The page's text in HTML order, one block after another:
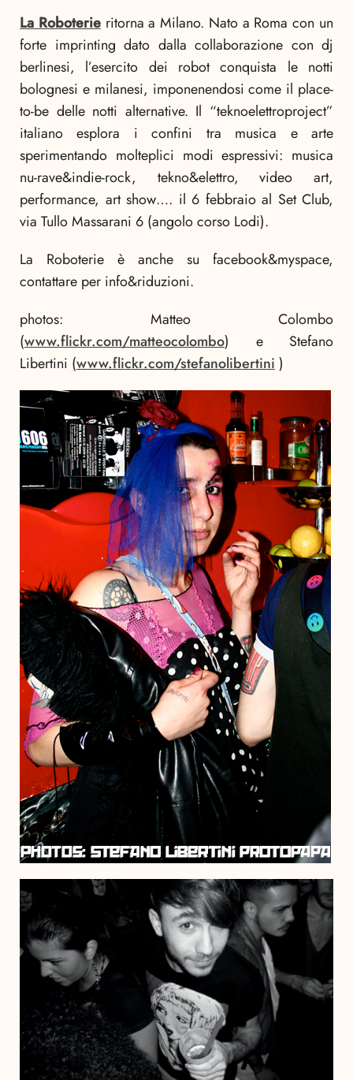
La Roboterieritorna a Milano. Nato a Roma con un
forte imprinting dato dalla collaborazione con dj
berlinesi, l’esercito dei robot conquista le notti
bolognesi e milanesi, imponenendosi come il place-
to-be delle notti alternative. Il “teknoelettroproject”
italiano esplora i confini tra musica e arte
sperimentando molteplici modi espressivi: musica
nu-rave&indie-rock, tekno&elettro, video art,
performance, art show…. il 6 febbraio al Set Club,
via Tullo Massarani 6 (angolo corso Lodi).
La Roboterie è anche su facebook&myspace,
contattare per info&riduzioni.
photos: Matteo Colombo
(www.flickr.com/matteocolombo) e Stefano
Libertini (www.flickr.com/stefanolibertini)